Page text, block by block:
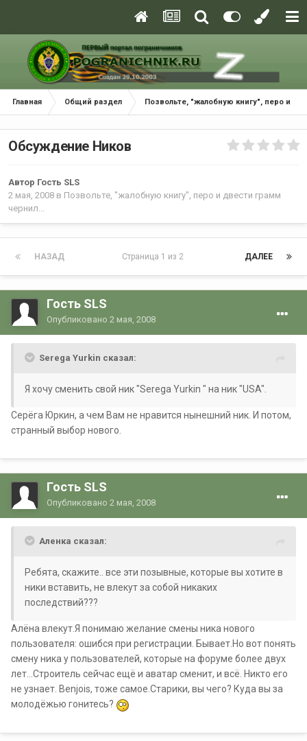
Главная Общий раздел Позвольте, "жалобную книгу", перо и
Обсуждение Ников
Автор Гость SLS
2 мая, 2008 в Позвольте, "жалобную книгу", перо и двести грамм
чернил...
НАЗАД ДАЛЕЕ
Страница 1 из 2
Гость SLS
Опубликовано 2 мая, 2008
Serega Yurkin сказал:
Я хочу сменить свой ник "Serega Yurkin " на ник "USA".
Серёга Юркин, а чем Вам не нравится нынешний ник. И потом,
странный выбор нового.
Гость SLS
Опубликовано 2 мая, 2008
Аленка сказал:
Ребята, скажите.. все эти позывные, которые вы хотите в
ники вставить, не влекут за собой никаких
последствий???
Алёна влекут.Я понимаю желание смены ника нового
пользователя: ошибся при регистрации. Бывает.Но вот понять
смену ника у пользователей, которые на форуме более двух
лет...Строитель сейчас ещё и аватар сменит, и всё. Никто его
не узнает. Benjois, тоже самое.Старики, вы чего? Куда вы за
молодёжью гонитесь?